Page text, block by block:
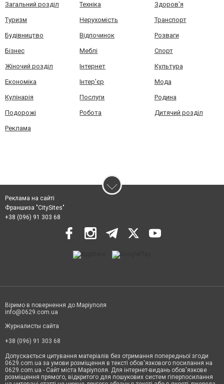
Загальний розділ Техніка Здоров'я
Туризм Нерухомість Транспорт
Будівництво Відпочинок Розваги
Бізнес Меблі Спорт
Жіночий розділ Інтернет Культура
Економіка Інтер'єр Мода
Кулінарія Послуги Родина
Подорожі Робота Дитячий розділ
Реклама
Реклама на сайті
Франшиза "CitySites"
+38 (096) 91 303 68
Віримо в повернення до Маріуполя
info@0629.com.ua
Журналисты сайта
+38 (096) 91 303 68
Допускається цитування матеріалів без отримання попередньої згоди
0629.com.ua за умови розміщення в тексті обов'язкового посилання на
0629.com.ua - Сайт міста Маріуполя. Для інтернет-видань обов'язкове
розміщення прямого, відкритого для пошукових систем гіперпосилання